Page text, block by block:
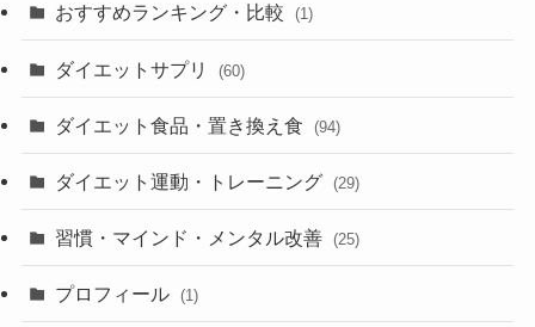
おすすめランキング・比較 (1)
ダイエットサプリ (60)
ダイエット食品・置き換え食 (94)
ダイエット運動・トレーニング (29)
習慣・マインド・メンタル改善 (25)
プロフィール (1)